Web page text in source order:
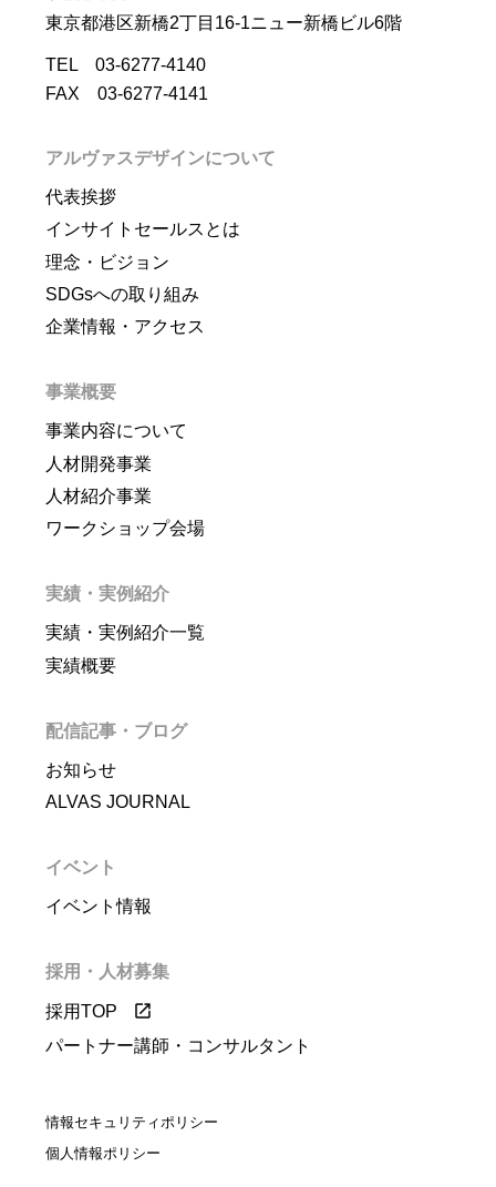
東京都港区新橋2丁目16-1ニュー新橋ビル6階
TEL 03-6277-4140
FAX 03-6277-4141
アルヴァスデザインについて
代表挨拶
インサイトセールスとは
理念・ビジョン
SDGsへの取り組み
企業情報・アクセス
事業概要
事業内容について
人材開発事業
人材紹介事業
ワークショップ会場
実績・実例紹介
実績・実例紹介一覧
実績概要
配信記事・ブログ
お知らせ
ALVAS JOURNAL
イベント
イベント情報
採用・人材募集
採用TOP
パートナー講師・コンサルタント
情報セキュリティポリシー
個人情報ポリシー